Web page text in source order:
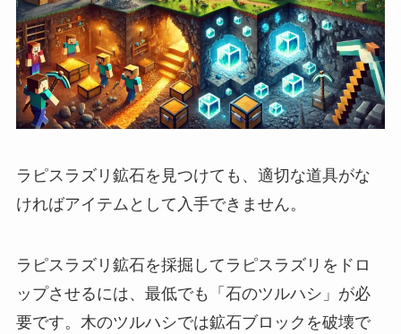
ラピスラズリ鉱石を見つけても、適切な道具がな
ければアイテムとして入手できません。
ラピスラズリ鉱石を採掘してラピスラズリをドロ
ップさせるには、最低でも「石のツルハシ」が必
要です。木のツルハシでは鉱石ブロックを破壊で